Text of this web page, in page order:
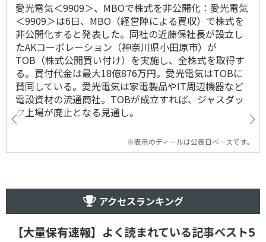
愛光電気＜9909＞、MBOで株式を非公開化：愛光電気
＜9909＞は6日、MBO（経営陣による買収）で株式を
非公開化すると発表した。同社の近藤保社長が設立し
たAKコーポレーション（神奈川県小田原市）が
TOB（株式公開買い付け）を実施し、全株式を取得す
る。買付代金は最大18億876万円。愛光電気はTOBに
賛同している。愛光電気は家電製品やIT周辺機器など
電設資材の流通商社。TOBが成立すれば、ジャスダッ
ク上場が廃止となる見通し。
※表示のディールは公表日ベースです。
アクセスランキング
【大量保有速報】よく読まれている記事ベスト5